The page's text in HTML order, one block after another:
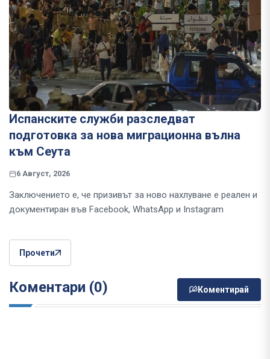
Испанските служби разследват
подготовка за нова миграционна вълна
към Сеута
6 Август, 2026
Заключението е, че призивът за ново нахлуване е реален и
документиран във Facebook, WhatsApp и Instagram
Прочети
Коментари (0) Коментирай